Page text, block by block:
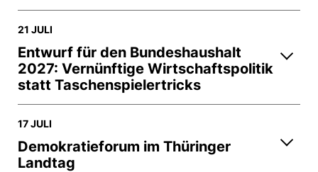
21 JULI
Entwurf für den Bundeshaushalt
2027: Vernünftige Wirtschaftspolitik
statt Taschenspielertricks
17 JULI
Demokratieforum im Thüringer
Landtag